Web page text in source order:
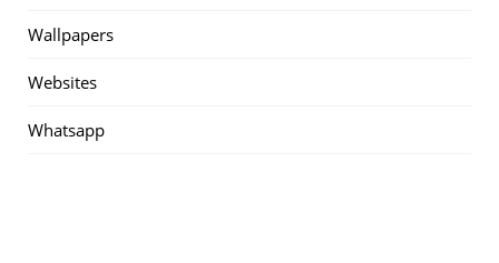
Wallpapers
Websites
Whatsapp